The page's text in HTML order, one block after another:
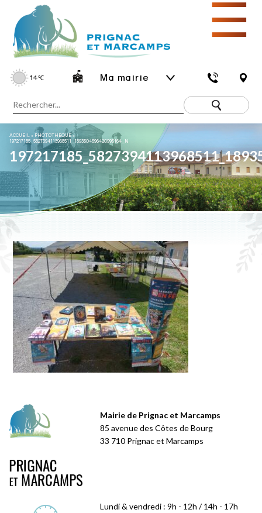
14℃ Ma mairie
☰
ACCUEIL » PHOTOTHÈQUE»
197217185_5827394113968511_1893504596420995164_N
Mairie de Prignac et Marcamps
85 avenue des Côtes de Bourg
33 710 Prignac et Marcamps
Lundi & vendredi : 9h - 12h / 14h - 17h